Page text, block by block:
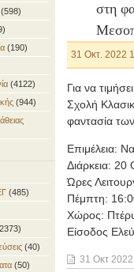
(598)
(190)
(4122)
(944)
(485)
(40)
(50)
στη
31 Οκτ. 2022
Για να
Σχολή
φαντασία
Επιμέλεια:
Διάρκεια:
Ώρες
Πέμπτη:
Χώρος:
Είσοδος
31 Οκτ 2022